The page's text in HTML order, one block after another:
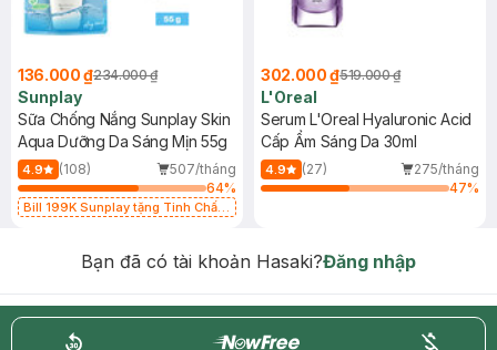
136.000 ₫234.000 ₫
Sunplay
Sữa Chống Nắng Sunplay Skin
Aqua Dưỡng Da Sáng Mịn 55g
4.9 (108)
507/tháng
64%
Bill 199K Sunplay tặng Tinh Chất
302.000 ₫519.000 ₫
L'Oreal
Serum L'Oreal Hyaluronic Acid
Cấp Ẩm Sáng Da 30ml
4.9 (27)
275/tháng
47%
Bạn đã có tài khoản Hasaki?Đăng nhập